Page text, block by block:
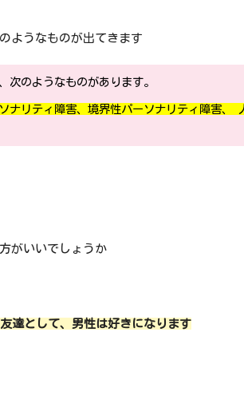
ようなものが出てきます
次のようなものがあります。
ナリティ障害、境界性パーソナリティ障害、
がいいでしょうか
達として、男性は好きになります